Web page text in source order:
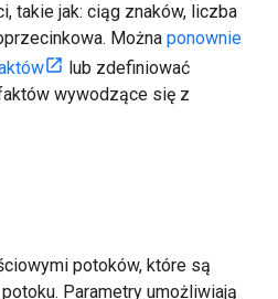
takie jak: ciąg znaków, liczba
Można ponownie
lub zdefiniować
wywodzące się z
potoków, które są
Parametry umożliwiają